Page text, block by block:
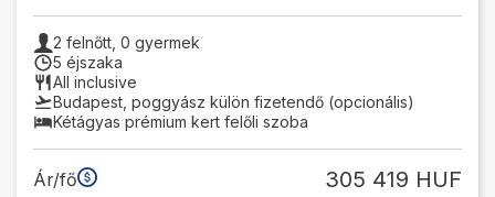
2 felnőtt, 0 gyermek
5 éjszaka
All inclusive
Budapest poggyász külön fizetendő (opcionális)
Kétágyas prémium kert felőli szoba
Ár/fő 305 419 HUF